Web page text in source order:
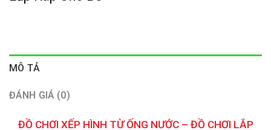
MÔ TẢ
ĐÁNH GIÁ (0)
ĐỒ CHƠI XẾP HÌNH TỪ ỐNG NƯỚC – ĐỒ CHƠI LẮP